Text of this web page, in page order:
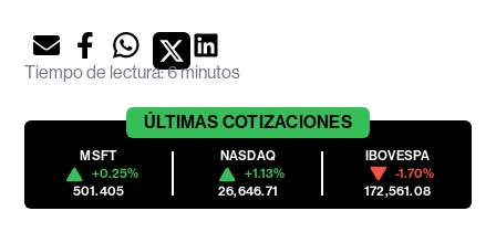
Tiempo de lectura:6 minutos
ÚLTIMAS COTIZACIONES
MSFT
+0.25%
501.405
NASDAQ
+1.13%
26,646.71
IBOVESPA
-1.70%
172,561.08